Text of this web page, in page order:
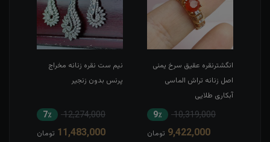
انگشترنقره عقیق سرخ یمنی
اصل زنانه تراش الماسی
آبکاری طلایی
10,319,000 9٪
9,422,000 تومان
نیم ست نقره زنانه مخراج
پرنس بدون زنجیر
12,274,000 7٪
11,483,000 تومان